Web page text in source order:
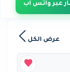
عبر واتس اب
عرض الكل